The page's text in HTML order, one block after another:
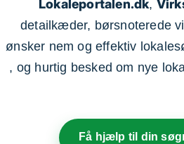
Lokaleportalen.dk,
detailkæder, børsnoterede
ønsker nem og effektiv
, og hurtig besked om nye
Få hjælp til din